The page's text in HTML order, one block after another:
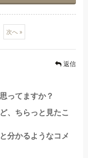
次へ »
返信
ってますか？
、ちらっと見たこ
分かるようなコメ